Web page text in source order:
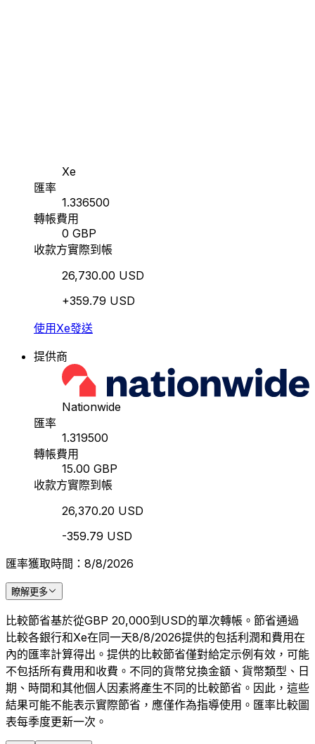
Xe
匯率
1.336500
轉帳費用
0 GBP
收款方實際到帳
26,730.00 USD
+359.79 USD
使用Xe發送
提供商
Nationwide
匯率
1.319500
轉帳費用
15.00 GBP
收款方實際到帳
26,370.20 USD
-359.79 USD
匯率獲取時間：8/8/2026
瞭解更多
比較節省基於從GBP 20,000到USD的單次轉帳。節省通過
比較各銀行和Xe在同一天8/8/2026提供的包括利潤和費用在
內的匯率計算得出。提供的比較節省僅對給定示例有效，可能
不包括所有費用和收費。不同的貨幣兌換金額、貨幣類型、日
期、時間和其他個人因素將產生不同的比較節省。因此，這些
結果可能不能表示實際節省，應僅作為指導使用。匯率比較圖
表每季度更新一次。